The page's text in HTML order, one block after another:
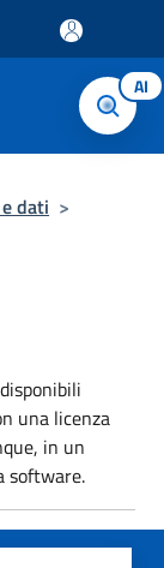
AI
dati >
una licenza
in un
software.